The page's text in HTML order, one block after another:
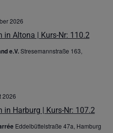
in Altona | Kurs-Nr: 110.2
2026
e.V.Stresemannstraße 163,
in Harburg | Kurs-Nr: 107.2
2026
Eddelbüttelstraße 47a, Hamburg